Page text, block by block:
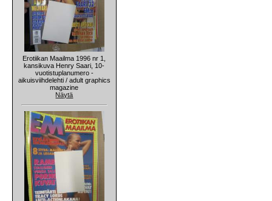
Erotiikan Maailma 1996 nr 1,
kansikuva Henry Saari, 10-
vuotistuplanumero -
aikuisviihdelehti / adult graphics
magazine
Näytä